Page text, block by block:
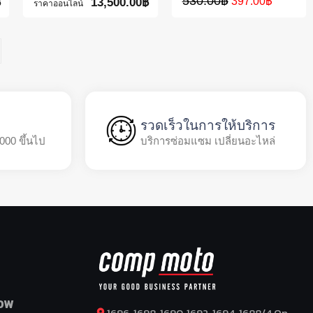
ราคาออนไลน์
ขึ้นไป
รวดเร็วในการให้บริการ
บริการซ่อมแซม เปลี่ยนอะไหล่